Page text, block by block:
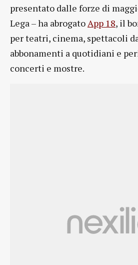
presentato dalle forze di
Lega – ha abrogato App 18, il
per teatri, cinema, spettacoli
abbonamenti a quotidiani e
concerti e mostre.